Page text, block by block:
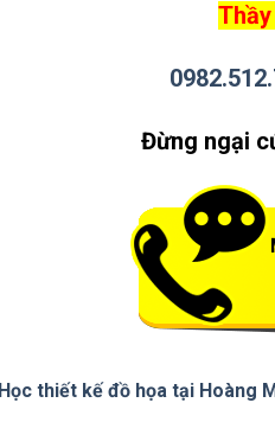
Đừng ngại
Học thiết kế đồ họa tại Hoàng